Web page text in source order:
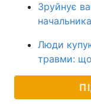
Зруйнує
Люди
травми: